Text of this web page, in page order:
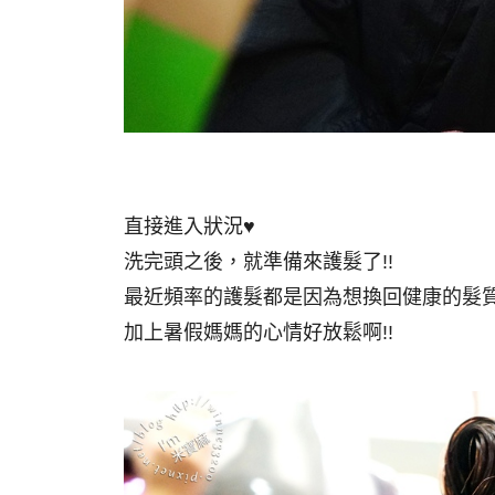
直接進入狀況♥
洗完頭之後，就準備來護髮了!!
最近頻率的護髮都是因為想換回健康的髮
加上暑假媽媽的心情好放鬆啊!!